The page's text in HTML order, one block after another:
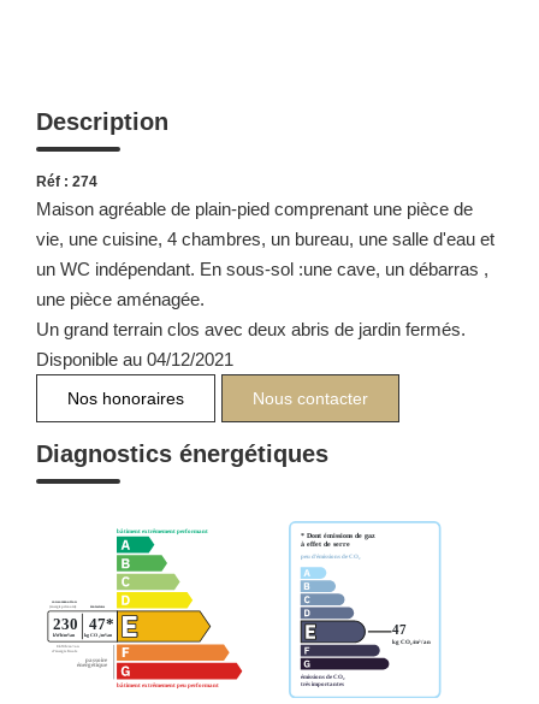
Description
Réf : 274
Maison agréable de plain-pied comprenant une pièce de
vie, une cuisine, 4 chambres, un bureau, une salle d'eau et
un WC indépendant. En sous-sol :une cave, un débarras ,
une pièce aménagée.
Un grand terrain clos avec deux abris de jardin fermés.
Disponible au 04/12/2021
Nos honoraires Nous contacter
Diagnostics énergétiques